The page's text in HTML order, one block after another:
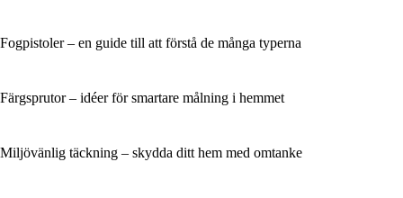
Fogpistoler – en guide till att förstå de många typerna
Färgsprutor – idéer för smartare målning i hemmet
Miljövänlig täckning – skydda ditt hem med omtanke